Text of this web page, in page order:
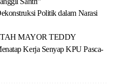
Politik dalam Narasi
MAYOR TEDDY
Kerja Senyap KPU Pasca-